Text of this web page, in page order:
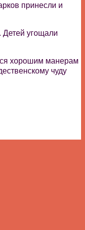
принесли и
Детей угощали
хорошим манерам
чуду